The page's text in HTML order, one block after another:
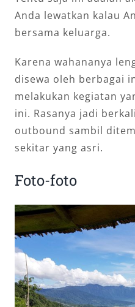
Anda lewatkan kalau
bersama keluarga.
Karena wahananya
disewa oleh berbagai
melakukan kegiatan
ini. Rasanya jadi
outbound sambil
sekitar yang asri.
Foto-foto